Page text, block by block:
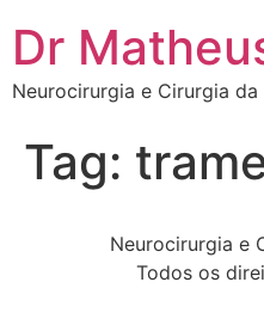
Dr
Neurocirurgia e Cirurgia da
Tag:
Neurocirurgia e
Todos os